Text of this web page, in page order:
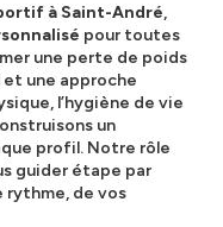
à Saint-André,
pour toutes
une perte de poids
et une approche
l’hygiène de vie
un
profil. Notre rôle
guider étape par
de vos